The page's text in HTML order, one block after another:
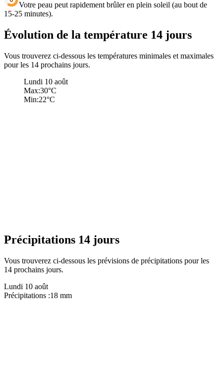
Votre peau peut rapidement brûler en plein soleil (au bout de
15-25 minutes).
Évolution de la température 14 jours
Vous trouverez ci-dessous les températures minimales et maximales
pour les 14 prochains jours.
Lundi 10 août
Max:30°C
Min:22°C
Précipitations 14 jours
Vous trouverez ci-dessous les prévisions de précipitations pour les
14 prochains jours.
Lundi 10 août
Précipitations :18 mm